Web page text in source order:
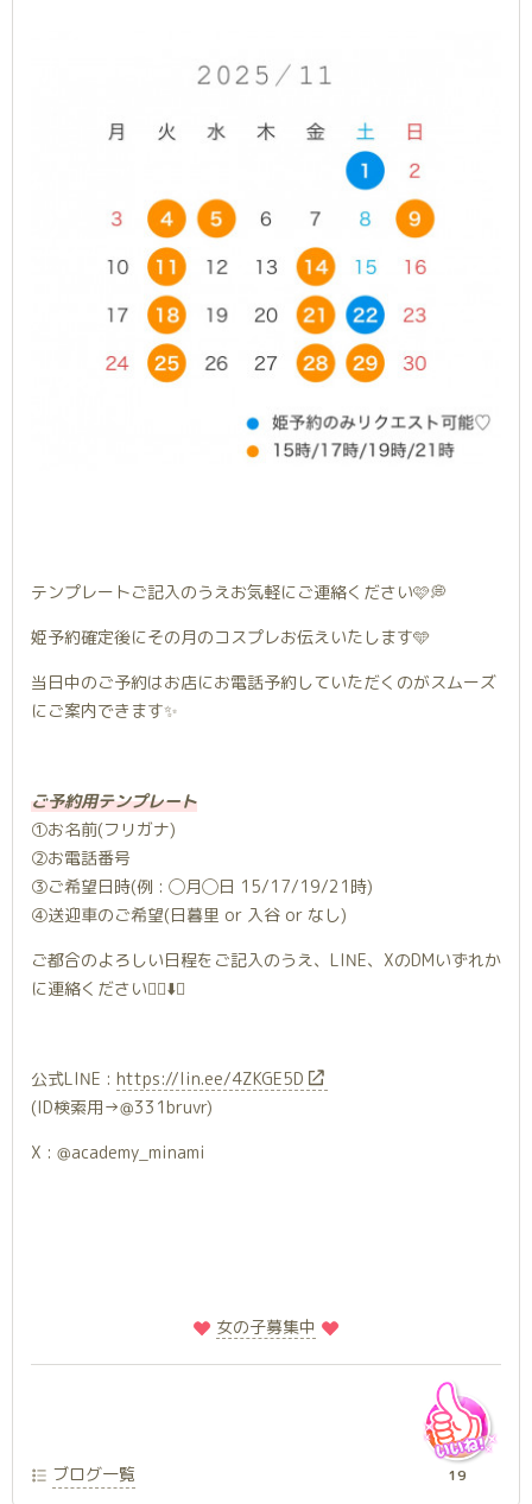
テンプレートご記入のうえお気軽にご連絡ください🩷💭
姫予約確定後にその月のコスプレお伝えいたします🩵
当日中のご予約はお店にお電話予約していただくのがスムーズ
にご案内できます✨
ご予約用テンプレート
①お名前(フリガナ)
②お電話番号
③ご希望日時(例 : ◯月◯日 15/17/19/21時)
④送迎車のご希望(日暮里 or 入谷 or なし)
ご都合のよろしい日程をご記入のうえ、LINE、XのDMいずれか
に連絡ください✍🏻⬇️🤍
公式LINE : https://lin.ee/4ZKGE5D
(ID検索用→@331bruvr)
X : @academy_minami
️女の子募集中
ブログ一覧 19